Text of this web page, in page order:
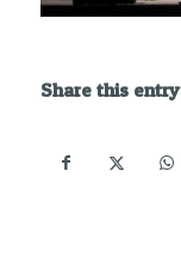
Share this entry